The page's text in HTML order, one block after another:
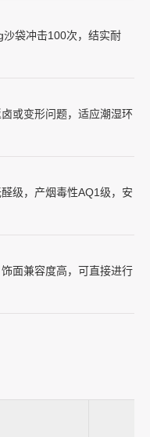
袋冲击100次，结实耐
或变形问题，适应潮湿环
级，产烟毒性AQ1级，安
面兼容度高，可直接进行